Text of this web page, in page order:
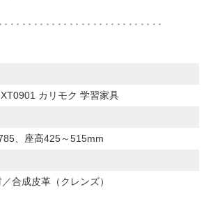
カリモク 学習家具
、座高425～515mm
合成皮革（クレンズ）